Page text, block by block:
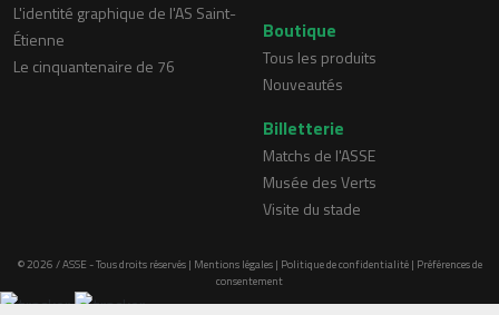
L'identité graphique de l'AS Saint-
Étienne
Le cinquantenaire de 76
Boutique
Tous les produits
Nouveautés
Billetterie
Matchs de l'ASSE
Musée des Verts
Visite du stade
© 2026 / ASSE - Tous droits réservés | Mentions légales| Politique de confidentialité| Préférences de
consentement